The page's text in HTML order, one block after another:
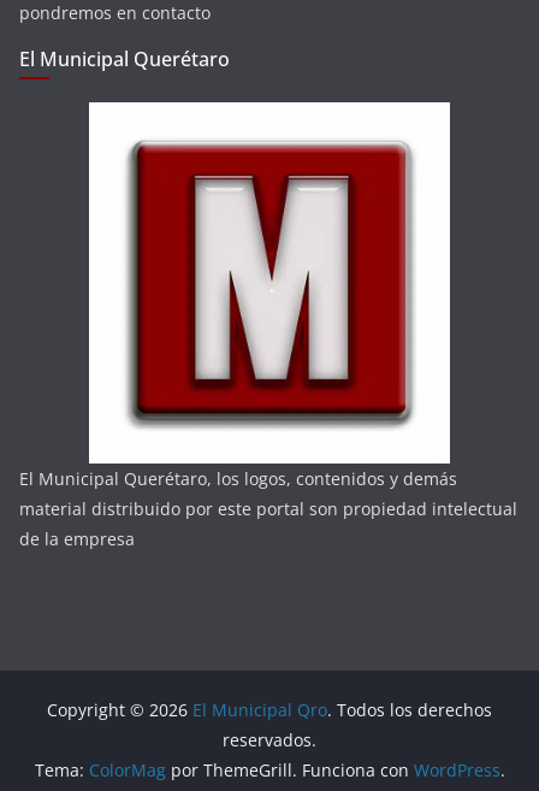
pondremos en contacto
El Municipal Querétaro
El Municipal Querétaro, los logos, contenidos y demás
material distribuido por este portal son propiedad intelectual
de la empresa
Copyright © 2026 El Municipal Qro. Todos los derechos
reservados.
Tema: ColorMagpor ThemeGrill. Funciona con WordPress.